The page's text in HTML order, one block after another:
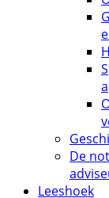
De
Leeshoek